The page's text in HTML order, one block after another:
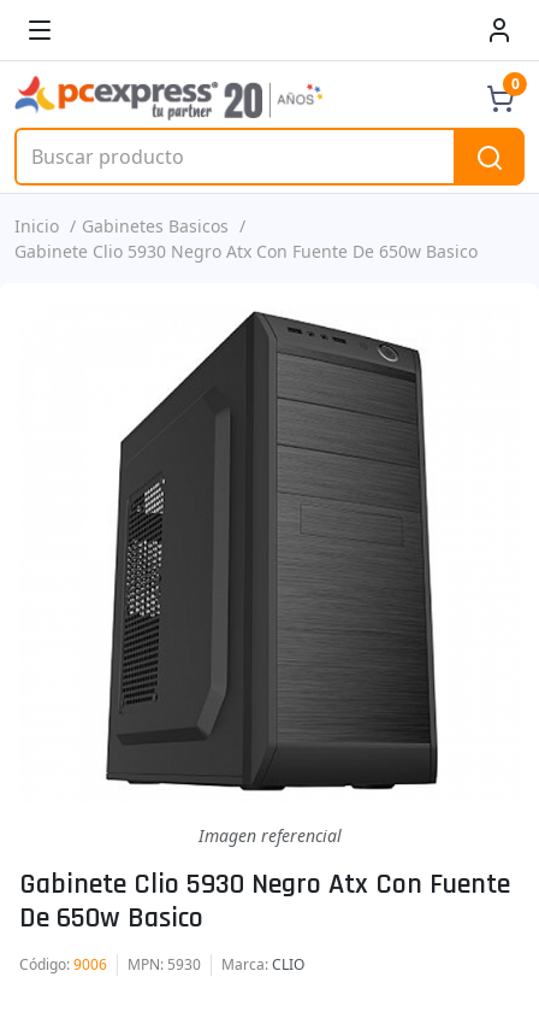
0
Inicio
Gabinetes Basicos
Gabinete Clio 5930 Negro Atx Con Fuente De 650w Basico
Imagen referencial
Gabinete Clio 5930 Negro Atx Con Fuente
De 650w Basico
Código:9006 MPN: 5930 Marca:CLIO